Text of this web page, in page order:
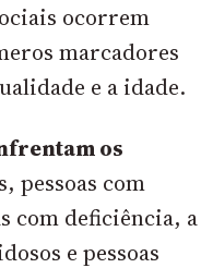
ocorrem
marcadores
e a idade.
os
pessoas com
com deficiência, a
e pessoas